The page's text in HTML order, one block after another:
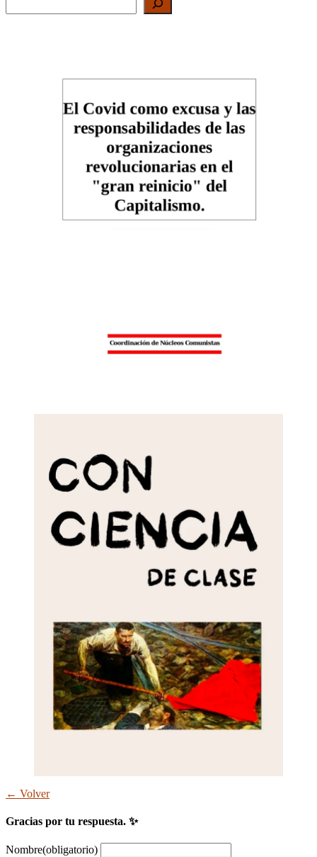
← Volver
Gracias por tu respuesta. ✨
Nombre(obligatorio)